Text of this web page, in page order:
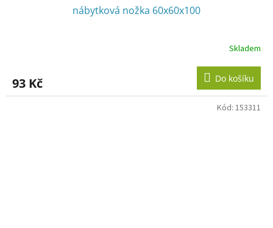
nábytková nožka 60x60x100
Skladem
93 Kč Do košíku
Kód: 153311